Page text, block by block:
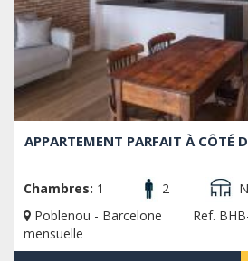
APPARTEMENT PARFAIT À CÔTÉ
Chambres: 1 2
Poblenou - Barcelone
Ref.
mensuelle